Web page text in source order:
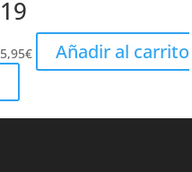
19
5,95€ Añadir al carrito